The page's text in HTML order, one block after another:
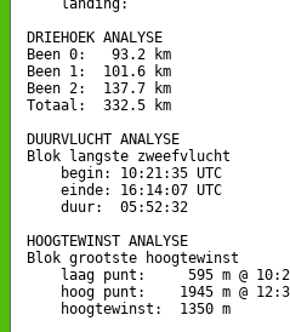
DRIEHOEK ANALYSE
Been 0:   93.2 km
Been 1:  101.6 km
Been 2:  137.7 km
Totaal:  332.5 km
DUURVLUCHT ANALYSE
Blok langste zweefvlucht
    begin: 10:21:35 UTC
    einde: 16:14:07 UTC
    duur:  05:52:32
HOOGTEWINST ANALYSE
Blok grootste hoogtewinst
laag punt:     595 m @
hoog punt:    1945 m @
    hoogtewinst:  1350 m